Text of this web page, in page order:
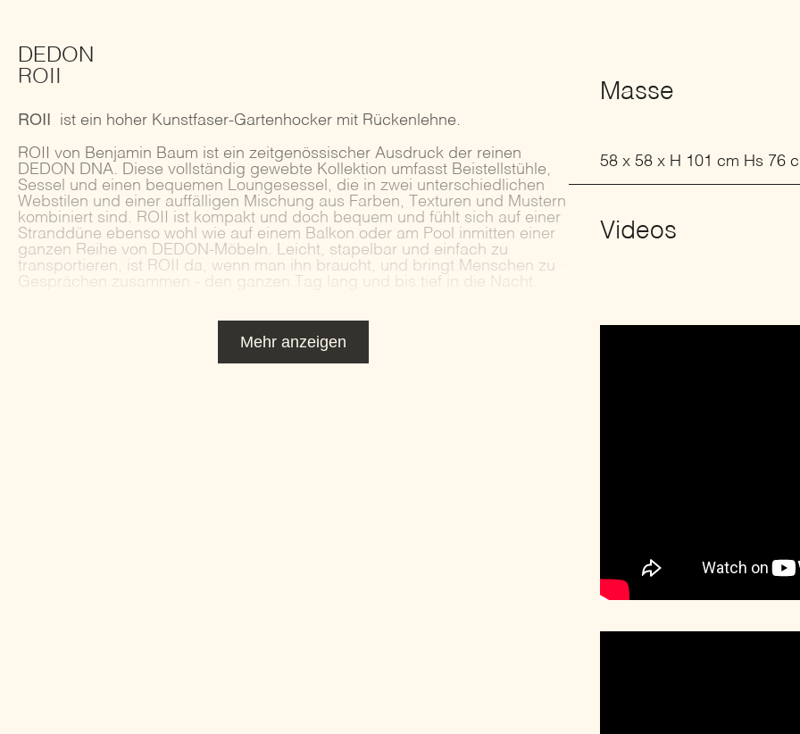
DEDON
ROII
ROII ist ein hoher Kunstfaser-Gartenhocker mit Rückenlehne.
ROII von Benjamin Baum ist ein zeitgenössischer Ausdruck der reinen
DEDON DNA. Diese vollständig gewebte Kollektion umfasst Beistellstühle,
Sessel und einen bequemen Loungesessel, die in zwei unterschiedlichen
Webstilen und einer auffälligen Mischung aus Farben, Texturen und Mustern
kombiniert sind. ROII ist kompakt und doch bequem und fühlt sich auf einer
Stranddüne ebenso wohl wie auf einem Balkon oder am Pool inmitten einer
ganzen Reihe von DEDON-Möbeln. Leicht, stapelbar und einfach zu
transportieren, ist ROII da, wenn man ihn braucht, und bringt Menschen zu
Gesprächen zusammen - den ganzen Tag lang und bis tief in die Nacht.
Mehr anzeigen
Masse
58 x 58 x H 101 cm Hs 76
Videos